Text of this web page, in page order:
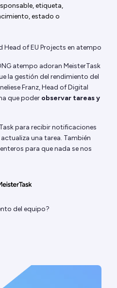
etiqueta,
estado o
Head of EU Projects en atempo
atempo adoran MeisterTask
la gestión del rendimiento del
Franz, Head of Digital
que poder observar tareas y
para recibir notificaciones
una tarea. También
para que nada se nos
del equipo?